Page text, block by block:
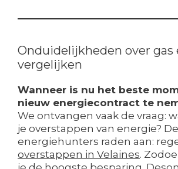
Onduidelijkheden over gas
vergelijken
Wanneer is nu het beste
nieuw energiecontract te
We ontvangen vaak de vraag:
je overstappen van energie? De
energiehunters raden aan:
overstappen in Velaines.